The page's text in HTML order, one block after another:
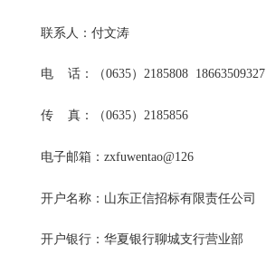
联系人：付文涛
电 话：（0635）2185808 18663509327
传 真：（0635）2185856
电子邮箱：zxfuwentao@126
开户名称：山东正信招标有限责任公司
开户银行：华夏银行聊城支行营业部